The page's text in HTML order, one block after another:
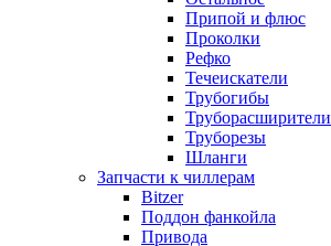
Припой и флюс
Проколки
Рефко
Течеискатели
Трубогибы
Труборасширители
Труборезы
Шланги
Запчасти к чиллерам
Bitzer
Поддон фанкойла
Привода